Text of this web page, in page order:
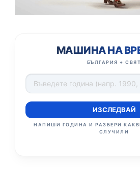
МАШИНА НА
БЪЛГАРИЯ + СВЯТ
ИЗСЛЕДВАЙ
НАПИШИ ГОДИНА И РАЗБЕРИ
СЛУЧИЛИ